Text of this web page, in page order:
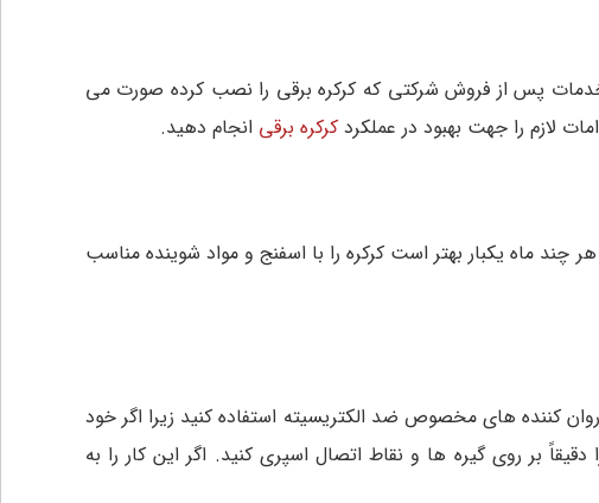
خدمات پس از فروش شرکتی که کرکره برقی را نصب کرده صورت می
لازم را جهت بهبود در عملکرد کرکره برقی انجام دهید.
ماه یکبار بهتر است کرکره را با اسفنج و مواد شوینده مناسب
کننده های مخصوص ضد الکتریسیته استفاده کنید زیرا اگر خود
بر روی گیره ها و نقاط اتصال اسپری کنید. اگر این کار را به